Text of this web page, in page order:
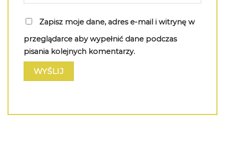
Zapisz moje dane, adres e-mail i witrynę w
przeglądarce aby wypełnić dane podczas
pisania kolejnych komentarzy.